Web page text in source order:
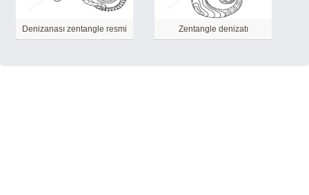
Denizanası zentangle resmi Zentangle denizatı